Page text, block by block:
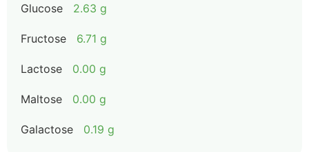
Glucose 2.63 g
Fructose 6.71 g
Lactose 0.00 g
Maltose 0.00 g
Galactose 0.19 g